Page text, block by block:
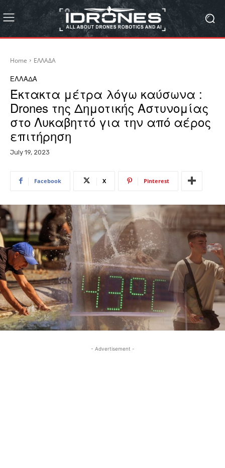
Home ΕΛΛΑΔΑ
ΕΛΛΑΔΑ
Έκτακτα μέτρα λόγω καύσωνα :
Drones της Δημοτικής Αστυνομίας
στο Λυκαβηττό για την από αέρος
επιτήρηση
July 19, 2023
Facebook X Pinterest
- Advertisement -